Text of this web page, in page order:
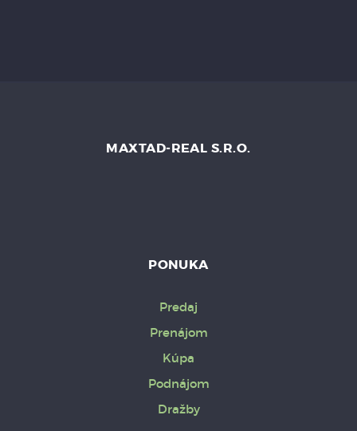
MAXTAD-REAL S.R.O.
PONUKA
Predaj
Prenájom
Kúpa
Podnájom
Dražby